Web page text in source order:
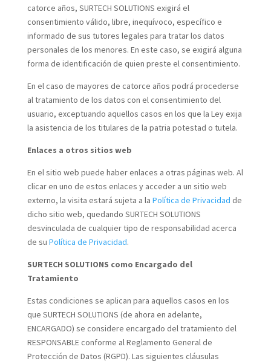
catorce años, SURTECH SOLUTIONS exigirá el
consentimiento válido, libre, inequívoco, específico e
informado de sus tutores legales para tratar los datos
personales de los menores. En este caso, se exigirá alguna
forma de identificación de quien preste el consentimiento.
En el caso de mayores de catorce años podrá procederse
al tratamiento de los datos con el consentimiento del
usuario, exceptuando aquellos casos en los que la Ley exija
la asistencia de los titulares de la patria potestad o tutela.
Enlaces a otros sitios web
En el sitio web puede haber enlaces a otras páginas web. Al
clicar en uno de estos enlaces y acceder a un sitio web
externo, la visita estará sujeta a la Política de Privacidad de
dicho sitio web, quedando SURTECH SOLUTIONS
desvinculada de cualquier tipo de responsabilidad acerca
de su Política de Privacidad.
SURTECH SOLUTIONS como Encargado del
Tratamiento
Estas condiciones se aplican para aquellos casos en los
que SURTECH SOLUTIONS (de ahora en adelante,
ENCARGADO) se considere encargado del tratamiento del
RESPONSABLE conforme al Reglamento General de
Protección de Datos (RGPD). Las siguientes cláusulas